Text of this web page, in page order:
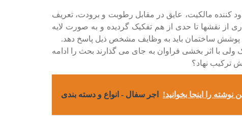
مالکیت، عایق در مقابل رطوبت و برودت، تعریف
از نقشها تا حدی از هم تفکیک گردیده و به صورت لایه
پوشش ساختمان باید به وظایف مشخص ذیل پاسخ دهد.
ولی با اثر بخشی فراوان به جای می گذارند بحث را ادامه
ترکیب نهاد؟
نوشته را اینجا بخوانید! اجر سفال - انواع و دسته بندی